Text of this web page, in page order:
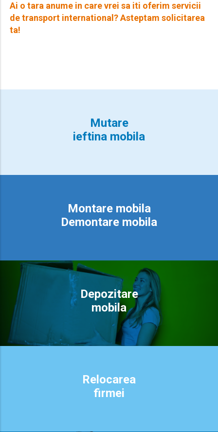
Ai o tara anume in care vrei sa iti oferim servicii
de transport international? Asteptam solicitarea
ta!
Mutare
ieftina mobila
Montare mobila
Demontare mobila
Depozitare
mobila
Relocarea
firmei